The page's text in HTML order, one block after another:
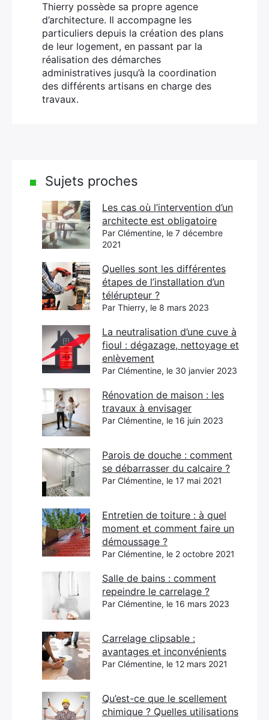
Thierry possède sa propre agence
d’architecture. Il accompagne les
particuliers depuis la création des plans
de leur logement, en passant par la
réalisation des démarches
administratives jusqu’à la coordination
des différents artisans en charge des
travaux.
Sujets proches
Les cas où l’intervention d’un
architecte est obligatoire
Par Clémentine, le 7 décembre
2021
Quelles sont les différentes
étapes de l’installation d’un
télérupteur ?
Par Thierry, le 8 mars 2023
La neutralisation d’une cuve à
fioul : dégazage, nettoyage et
enlèvement
Par Clémentine, le 30 janvier 2023
Rénovation de maison : les
travaux à envisager
Par Clémentine, le 16 juin 2023
Parois de douche : comment
se débarrasser du calcaire ?
Par Clémentine, le 17 mai 2021
Entretien de toiture : à quel
moment et comment faire un
démoussage ?
Par Clémentine, le 2 octobre 2021
Salle de bains : comment
repeindre le carrelage ?
Par Clémentine, le 16 mars 2023
Carrelage clipsable :
avantages et inconvénients
Par Clémentine, le 12 mars 2021
Qu’est-ce que le scellement
chimique ? Quelles utilisations